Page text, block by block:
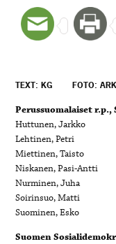
TEXT: KG FOTO:
Perussuomalaiset
Huttunen, Jarkko
Lehtinen, Petri
Miettinen, Taisto
Niskanen, Pasi-Antti
Nurminen, Juha
Soirinsuo, Matti
Suominen, Esko
Suomen